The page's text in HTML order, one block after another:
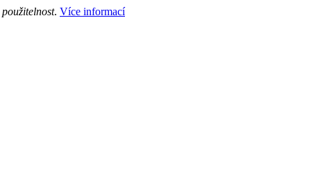
. Více informací